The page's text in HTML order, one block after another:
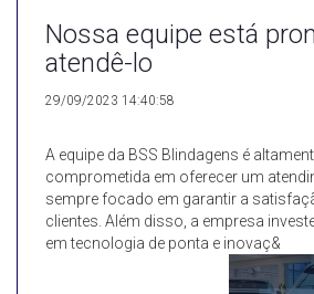
Nossa equipe está
atendê-lo
29/09/2023 14:40:58
A equipe da BSS Blindagens é
comprometida em oferecer um
sempre focado em garantir a
clientes. Além disso, a empresa
em tecnologia de ponta e inovaç&